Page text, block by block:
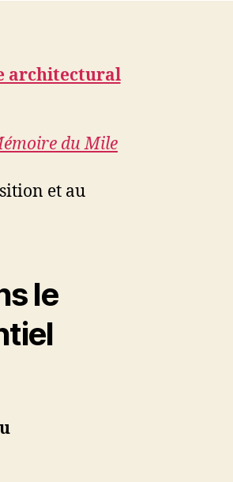
architectural
du Mile
et au
le